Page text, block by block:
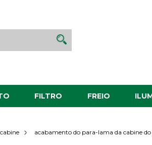
FILTRO FREIO
acabamento do para-lama da cabine